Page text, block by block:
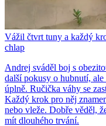
Vážil čtvrt tuny a každý
chlap
Andrej sváděl boj s
další pokusy o hubnutí,
úplně. Ručička váhy se
Každý krok pro něj
nebo vleže. Dobře věděl,
mít dlouhého trvání.